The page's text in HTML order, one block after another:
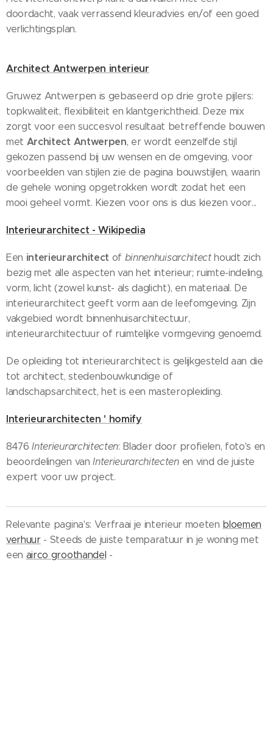
doordacht, vaak verrassend kleuradvies en/of een goed
verlichtingsplan.
Architect Antwerpen interieur
Gruwez Antwerpen is gebaseerd op drie grote pijlers:
topkwaliteit, flexibiliteit en klantgerichtheid. Deze mix
zorgt voor een succesvol resultaat betreffende bouwen
met Architect Antwerpen, er wordt eenzelfde stijl
gekozen passend bij uw wensen en de omgeving, voor
voorbeelden van stijlen zie de pagina bouwstijlen, waarin
de gehele woning opgetrokken wordt zodat het een
mooi geheel vormt. Kiezen voor ons is dus kiezen voor...
Interieurarchitect - Wikipedia
Een interieurarchitect of binnenhuisarchitecthoudt zich
bezig met alle aspecten van het interieur; ruimte-indeling,
vorm, licht (zowel kunst- als daglicht), en materiaal. De
interieurarchitect geeft vorm aan de leefomgeving. Zijn
vakgebied wordt binnenhuisarchitectuur,
interieurarchitectuur of ruimtelijke vormgeving genoemd.
De opleiding tot interieurarchitect is gelijkgesteld aan die
tot architect, stedenbouwkundige of
landschapsarchitect, het is een masteropleiding.
Interieurarchitecten ' homify
8476Interieurarchitecten: Blader door profielen, foto's en
beoordelingen vanInterieurarchitectenen vind de juiste
expert voor uw project.
Relevante pagina's: Verfraai je interieur moeten bloemen
verhuur- Steeds de juiste temparatuur in je woning met
een airco groothandel -